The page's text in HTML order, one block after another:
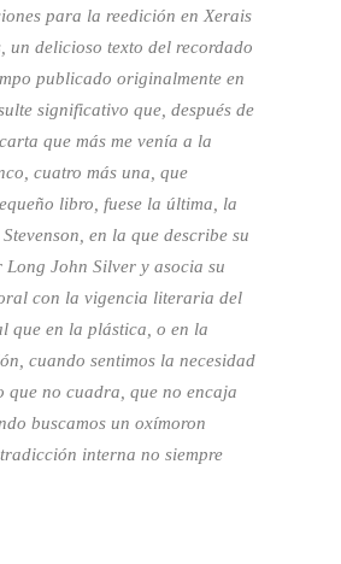
para la reedición en Xerais
un delicioso texto del recordado
publicado originalmente en
significativo que, después de
que más me venía a la
cuatro más una, que
libro, fuese la última, la
en la que describe su
Long John Silver y asocia su
con la vigencia literaria del
que en la plástica, o en la
cuando sentimos la necesidad
que no cuadra, que no encaja
buscamos un oxímoron
interna no siempre